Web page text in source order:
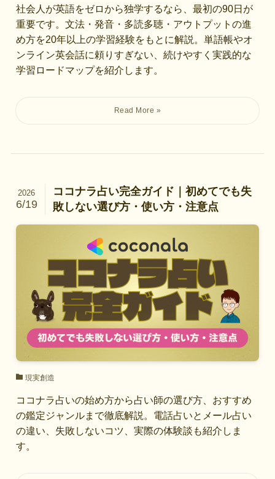
社会人が英語をゼロから独学するなら、最初の90日が
重要です。文法・発音・多読多聴・アウトプットの進
め方を20年以上の学習経験をもとに解説。単語帳やオ
ンライン英会話に頼りすぎない、続けやすく実践的な
学習ロードマップを紹介します。
ココナラ占い完全ガイド｜初めてでも失
敗しない選び方・使い方・注意点
2026
6/19
現実創造
ココナラ占いの始め方から占い師の選び方、おすすめ
の鑑定ジャンルまで徹底解説。電話占いとメール占い
の違い、失敗しないコツ、実際の体験談も紹介しま
す。